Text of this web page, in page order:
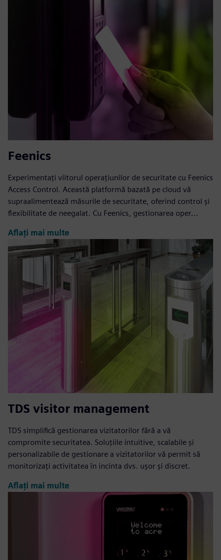
Feenics
Experimentați viitorul operațiunilor de securitate cu Feenics
Access Control. Această platformă bazată pe cloud vă
supraalimentează măsurile de securitate, oferind control și
flexibilitate de neegalat. Cu Feenics, gestionarea oper...
Aflați mai multe
TDS visitor management
TDS simplifică gestionarea vizitatorilor fără a vă
compromite securitatea. Soluțiile intuitive, scalabile și
personalizabile de gestionare a vizitatorilor vă permit să
monitorizați activitatea în incinta dvs. ușor și discret.
Aflați mai multe